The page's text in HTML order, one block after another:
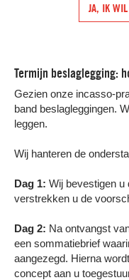
JA, IK WIL
Termijn beslaglegging:
Gezien onze incasso-
band beslagleggingen.
leggen.
Wij hanteren de
Dag 1: Wij bevestigen u
verstrekken u de
Dag 2: Na ontvangst
een sommatiebrief
aangezegd. Hierna
concept aan u